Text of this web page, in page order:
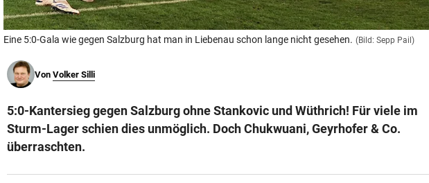
Eine 5:0-Gala wie gegen Salzburg hat man in Liebenau schon lange nicht gesehen. (Bild: Sepp Pail)
Von Volker Silli
5:0-Kantersieg gegen Salzburg ohne Stankovic und Wüthrich! Für viele im
Sturm-Lager schien dies unmöglich. Doch Chukwuani, Geyrhofer & Co.
überraschten.